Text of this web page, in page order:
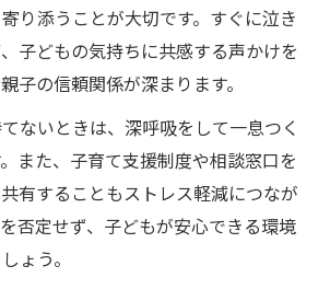
できる子どもとの信頼関係の築き
る子ども育児の肯定的アプローチ
成長を促す時短子育て実践例
援の現状と賢い制度利用法
児支援の最新動向と今後の展望
援制度一覧を使いこなす方法
児支援新制度2026年開始の概要
り添うことが大切です。すぐに泣き
子どもの気持ちに共感する声かけを
子の信頼関係が深まります。
ないときは、深呼吸をして一息つく
また、子育て支援制度や相談窓口を
有することもストレス軽減につなが
否定せず、子どもが安心できる環境
ょう。